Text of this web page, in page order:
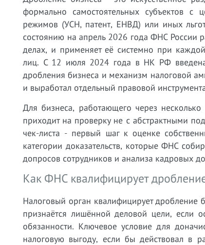
формально самостоятельных субъектов
режимов (УСН, патент, ЕНВД) или иных
состоянию на апрель 2026 года ФНС России
делах, и применяет её системно при
лиц. С 12 июля 2024 года в НК РФ
дробления бизнеса и механизм налоговой
и выработал отдельный правовой
Для бизнеса, работающего через
приходит на проверку не с абстрактными
чек-листа - первый шаг к оценке
категории доказательств, которые ФНС
допросов сотрудников и анализа кадровых
Как ФНС квалифицирует
Налоговый орган квалифицирует дробление
признаётся лишённой деловой цели, если
обязанности. Ключевое условие для
налоговую выгоду, если бы действовал в